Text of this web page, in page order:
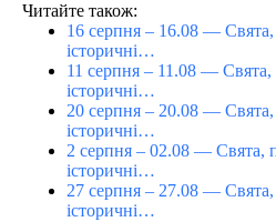
Читайте також:
16 серпня – 16.08 — Свята,
історичні…
11 серпня – 11.08 — Свята,
історичні…
20 серпня – 20.08 — Свята,
історичні…
2 серпня – 02.08 — Свята,
історичні…
27 серпня – 27.08 — Свята,
історичні…